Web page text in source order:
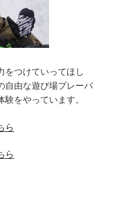
をつけていってほし
自由な遊び場プレーパ
をやっています。
ら
ら